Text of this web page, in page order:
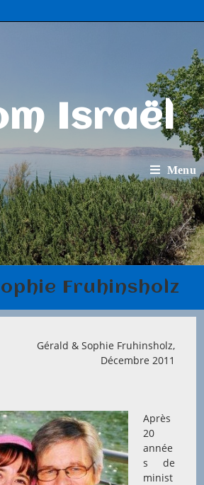
Israël
Menu
Fruhinsholz
Gérald & Sophie Fruhinsholz,
Décembre 2011
Après
20
année
s de
minist